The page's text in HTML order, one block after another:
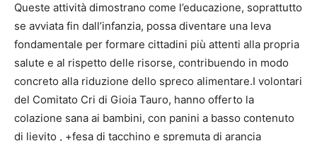
Queste attività dimostrano come l’educazione, soprattutto
se avviata fin dall’infanzia, possa diventare una leva
fondamentale per formare cittadini più attenti alla propria
salute e al rispetto delle risorse, contribuendo in modo
concreto alla riduzione dello spreco alimentare.I volontari
del Comitato Cri di Gioia Tauro, hanno offerto la
colazione sana ai bambini, con panini a basso contenuto
di lievito , +fesa di tacchino e spremuta di arancia